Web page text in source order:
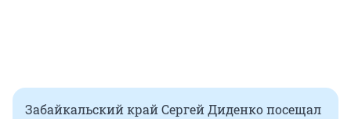
Забайкальский край Сергей Диденко посещал